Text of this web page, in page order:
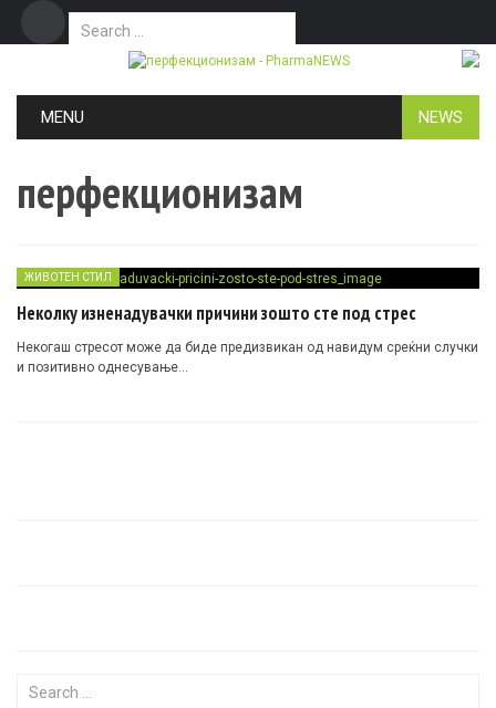
Search for:
MENU NEWS
перфекционизам
ЖИВОТЕН СТИЛ
Неколку изненадувачки причини зошто сте под стрес
Некогаш стресот може да биде предизвикан од навидум среќни случки
и позитивно однесување…
Search for: